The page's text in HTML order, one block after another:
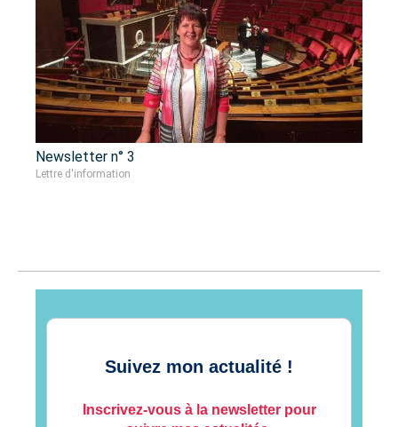
Newsletter n° 3
Lettre d'information
Suivez mon actualité !
Inscrivez-vous à la newsletter pour